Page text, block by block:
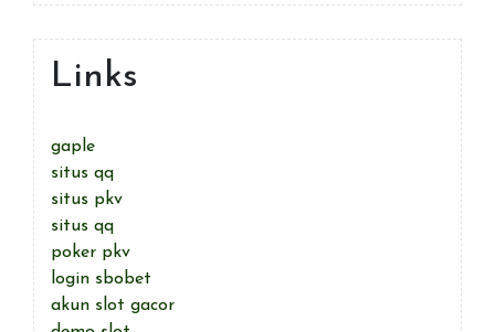
Links
gaple
situs qq
situs pkv
situs qq
poker pkv
login sbobet
akun slot gacor